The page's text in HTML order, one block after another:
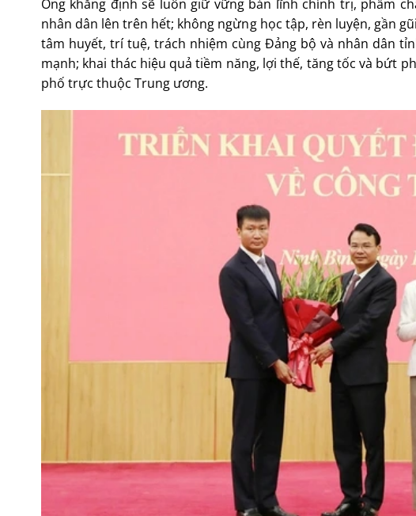
Ông khẳng định sẽ luôn giữ vững bản lĩnh chính trị, phẩm
nhân dân lên trên hết; không ngừng học tập, rèn luyện, gần
tâm huyết, trí tuệ, trách nhiệm cùng Đảng bộ và nhân dân
mạnh; khai thác hiệu quả tiềm năng, lợi thế, tăng tốc và bứt
phố trực thuộc Trung ương.